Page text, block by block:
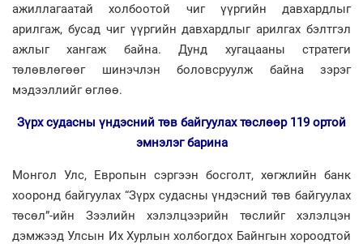
ажиллагаатай холбоотой чиг үүргийн давхардлыг
арилгаж, бусад чиг үүргийн давхардлыг арилгах бэлтгэл
ажлыг хангаж байна. Дунд хугацааны стратеги
төлөвлөгөөг шинэчлэн боловсруулж байна зэрэг
мэдээллийг өглөө.
Зүрх судасны үндэсний төв байгуулах төслөөр 119 ортой
эмнэлэг барина
Монгол Улс, Европын сэргээн босголт, хөгжлийн банк
хооронд байгуулах “Зүрх судасны үндэсний төв байгуулах
төсөл”-ийн Зээлийн хэлэлцээрийн төслийг хэлэлцэн
дэмжээд Улсын Их Хурлын холбогдох Байнгын хороодтой